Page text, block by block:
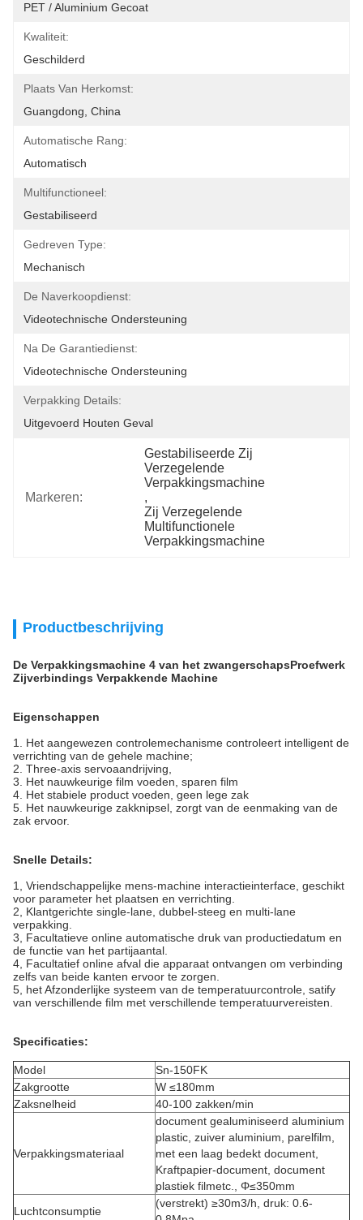
PET / Aluminium Gecoat
Kwaliteit:
Geschilderd
Plaats Van Herkomst:
Guangdong, China
Automatische Rang:
Automatisch
Multifunctioneel:
Gestabiliseerd
Gedreven Type:
Mechanisch
De Naverkoopdienst:
Videotechnische Ondersteuning
Na De Garantiedienst:
Videotechnische Ondersteuning
Verpakking Details:
Uitgevoerd Houten Geval
Markeren:
Gestabiliseerde Zij
Verzegelende
Verpakkingsmachine
,
Zij Verzegelende
Multifunctionele
Verpakkingsmachine
Productbeschrijving
De Verpakkingsmachine 4 van het zwangerschapsProefwerk
Zijverbindings Verpakkende Machine
Eigenschappen
1. Het aangewezen controlemechanisme controleert intelligent de
verrichting van de gehele machine;
2. Three-axis servoaandrijving,
3. Het nauwkeurige film voeden, sparen film
4. Het stabiele product voeden, geen lege zak
5. Het nauwkeurige zakknipsel, zorgt van de eenmaking van de
zak ervoor.
Snelle Details:
1, Vriendschappelijke mens-machine interactieinterface, geschikt
voor parameter het plaatsen en verrichting.
2, Klantgerichte single-lane, dubbel-steeg en multi-lane
verpakking.
3, Facultatieve online automatische druk van productiedatum en
de functie van het partijaantal.
4, Facultatief online afval die apparaat ontvangen om verbinding
zelfs van beide kanten ervoor te zorgen.
5, het Afzonderlijke systeem van de temperatuurcontrole, satify
van verschillende film met verschillende temperatuurvereisten.
Specificaties:
Model
Sn-150FK
Zakgrootte
W ≤180mm
Zaksnelheid
40-100 zakken/min
Verpakkingsmateriaal
document gealuminiseerd aluminium
plastic, zuiver aluminium, parelfilm,
met een laag bedekt document,
Kraftpapier-document, document
plastiek filmetc., Φ≤350mm
Luchtconsumptie
(verstrekt) ≥30m3/h, druk: 0.6-